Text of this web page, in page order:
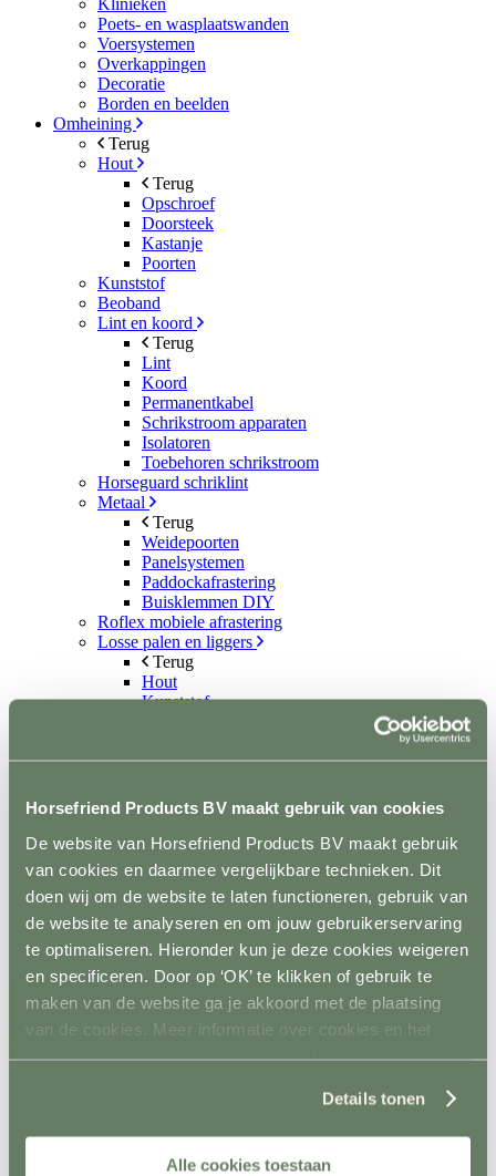
Horsefriend Products BV maakt gebruik van cookies
De website van Horsefriend Products BV maakt gebruik
van cookies en daarmee vergelijkbare technieken. Dit
doen wij om de website te laten functioneren, gebruik van
de website te analyseren en om jouw gebruikerservaring
te optimaliseren. Hieronder kun je deze cookies weigeren
en specificeren. Door op ‘OK’ te klikken of gebruik te
maken van de website ga je akkoord met de plaatsing
van de cookies. Meer informatie over cookies en het
gebruik van persoonsgegevens door Horsefriend
Details tonen
Alle cookies toestaan
Klinieken
Poets- en wasplaatswanden
Voersystemen
Overkappingen
Decoratie
Borden en beelden
Omheining
Terug
Hout
Terug
Opschroef
Doorsteek
Kastanje
Poorten
Kunststof
Beoband
Lint en koord
Terug
Lint
Koord
Permanentkabel
Schrikstroom apparaten
Isolatoren
Toebehoren schrikstroom
Horseguard schriklint
Metaal
Terug
Weidepoorten
Panelsystemen
Paddockafrastering
Buisklemmen DIY
Roflex mobiele afrastering
Losse palen en liggers
Terug
Hout
Kunststof
Inrichting en vervoer
Stalinrichting
Voerbakken
Drinkbakken
Ruiven en Slowfeeders
Stal- en naamplaten
Verlichting
Kruiwagens en karren
Terug
Kruiwagens
Hooi- en strowagens
Mestopslag
Wielen
Douchearm
Warmwatervoorziening